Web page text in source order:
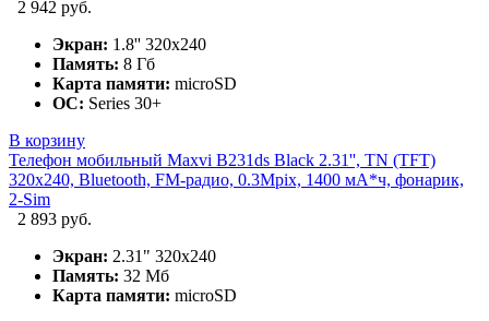
2 942 руб.
Экран: 1.8'' 320x240
Память: 8 Гб
Карта памяти: microSD
ОС: Series 30+
В корзину
Телефон мобильный Maxvi B231ds Black 2.31'', TN (TFT)
320x240, Bluetooth, FM-радио, 0.3Mpix, 1400 мА*ч, фонарик,
2-Sim
2 893 руб.
Экран: 2.31" 320x240
Память: 32 Мб
Карта памяти: microSD